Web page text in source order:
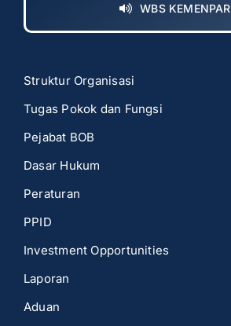
WBS KEMENPAR
Struktur Organisasi
Tugas Pokok dan Fungsi
Pejabat BOB
Dasar Hukum
Peraturan
PPID
Investment Opportunities
Laporan
Aduan